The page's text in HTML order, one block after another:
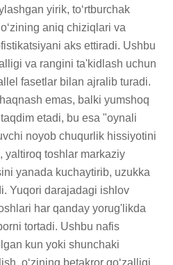
yirik, to‘rtburchak
aniq chiziqlari va
aks ettiradi. Ushbu
va rangini ta'kidlash uchun
fasetlar bilan ajralib turadi.
emas, balki yumshoq
etadi, bu esa "oynali
noyob chuqurlik hissiyotini
yaltiroq toshlar markaziy
yanada kuchaytirib, uzukka
Yuqori darajadagi ishlov
har qanday yorug'likda
tortadi. Ushbu nafis
kun yoki shunchaki
o‘zining betakror go‘zalligi